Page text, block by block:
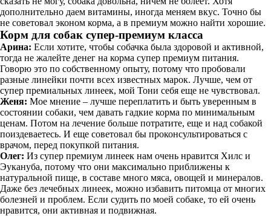
дополнительно даем витамины, иногда меняем вкус. Точно бы
не советовал эконом корма, а в премиум можно найти хорошие.
Корм для собак супер-премиум класса
Арина: Если хотите, чтобы собачка была здоровой и активной,
тогда не жалейте денег на корма супер премиум питания.
Говорю это по собственному опыту, потому что пробовали
разные линейки почти всех известных марок. Лучше, чем от
супер премиальных линеек, мой Тони себя еще не чувствовал.
Женя: Мое мнение – лучше переплатить и быть уверенным в
состоянии собаки, чем давать гадкие корма по минимальным
ценам. Потом на лечение больше потратите, еще и над собакой
поиздеваетесь. И еще советовал бы проконсультироваться с
врачом, перед покупкой питания.
Олег: Из супер премиум линеек нам очень нравится Хилс и
Эукануба, потому что они максимально приближены к
натуральной пище, в составе много мяса, овощей и минералов.
Даже без лечебных линеек, можно избавить питомца от многих
болезней и проблем. Если судить по моей собаке, то ей очень
нравится, они активная и подвижная.